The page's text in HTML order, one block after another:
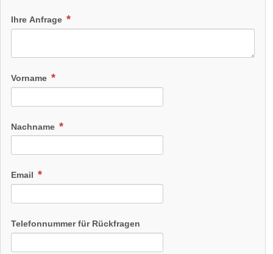
Ihre Anfrage
Vorname
Nachname
Email
Telefonnummer für Rückfragen